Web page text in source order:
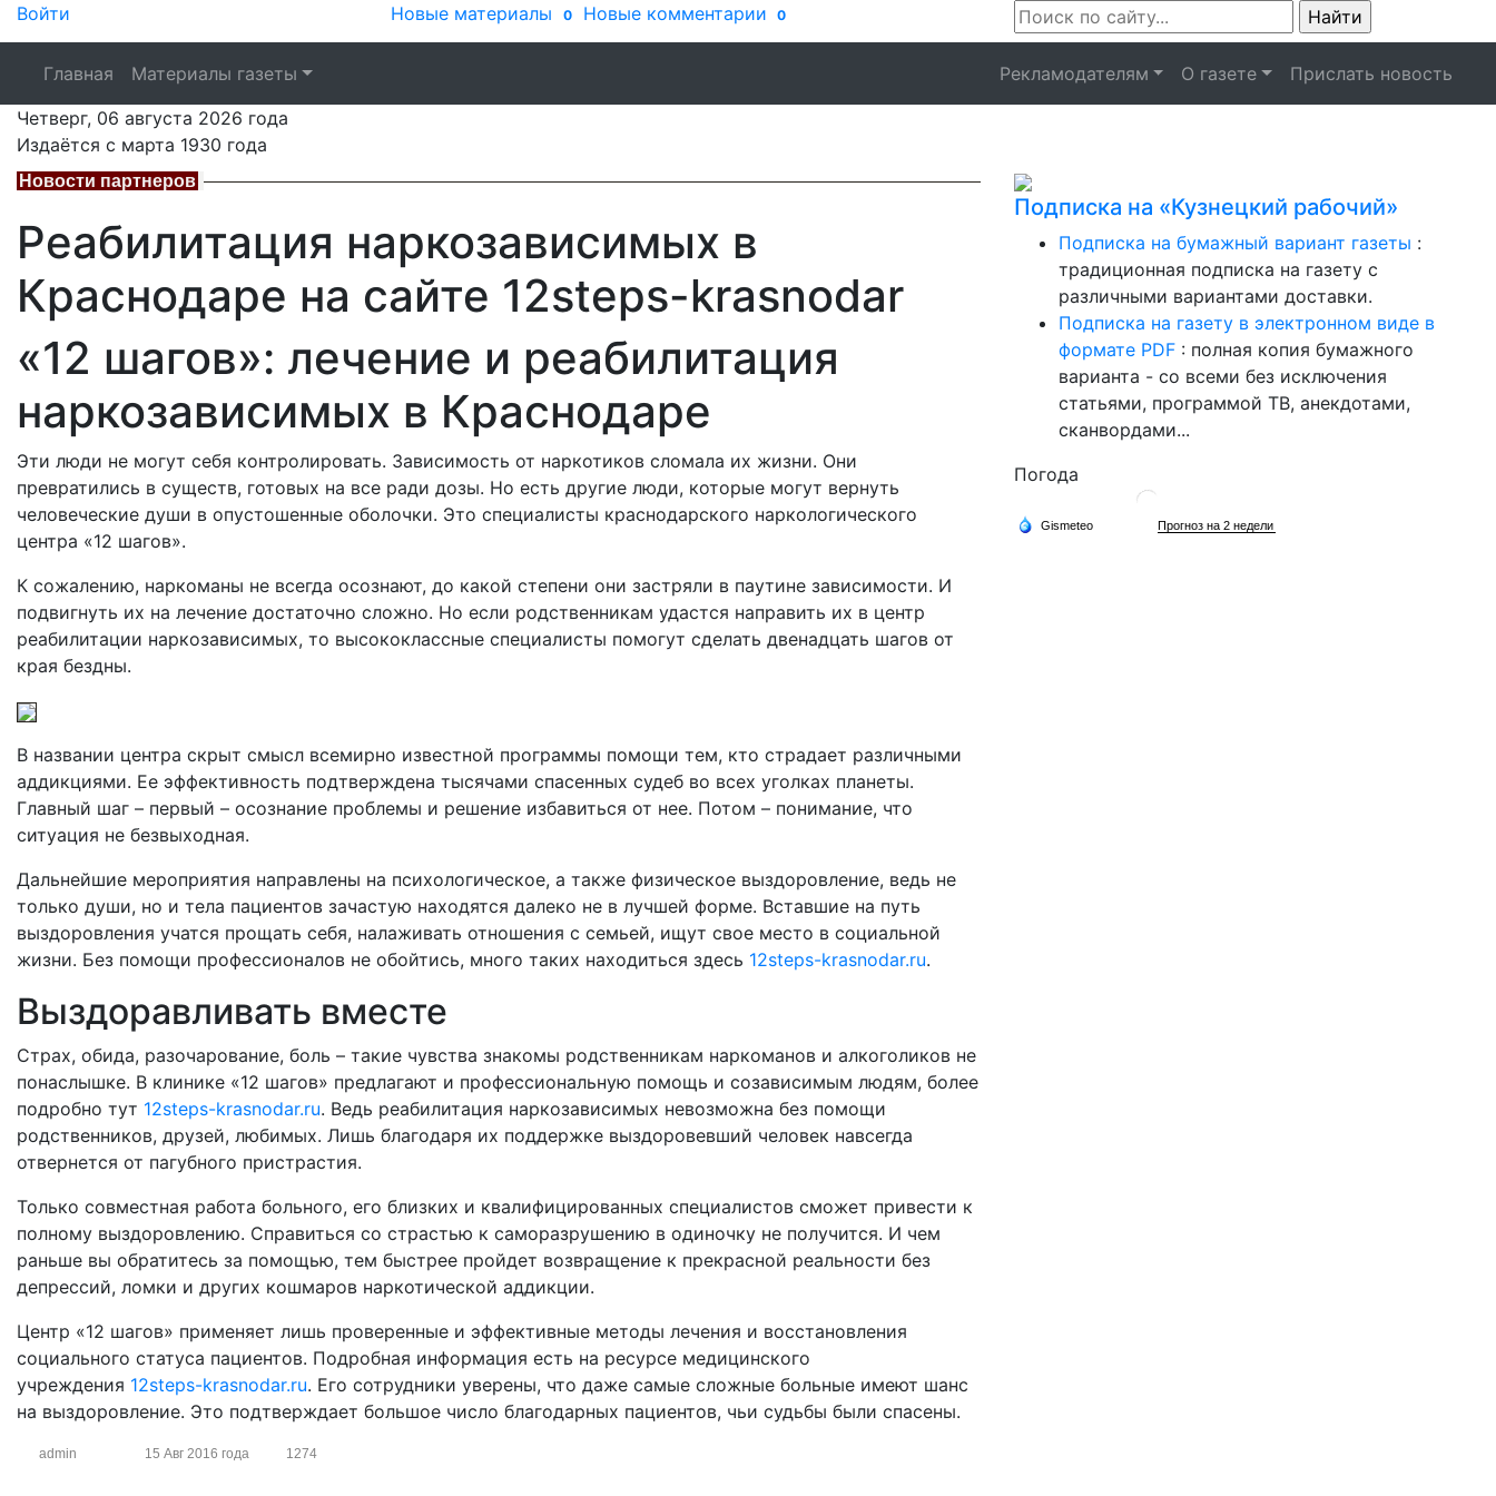
Войти Новые материалы 0 Новые комментарии 0
Главная Материалы газеты Рекламодателям О газете
Прислать новость
Четверг, 06 августа 2026 года
Издаётся с марта 1930 года
Новости партнеров
Реабилитация наркозависимых в
Краснодаре на сайте 12steps-krasnodar
«12 шагов»: лечение и реабилитация
наркозависимых в Краснодаре
Эти люди не могут себя контролировать. Зависимость от наркотиков сломала их жизни. Они
превратились в существ, готовых на все ради дозы. Но есть другие люди, которые могут вернуть
человеческие души в опустошенные оболочки. Это специалисты краснодарского наркологического
центра «12 шагов».
К сожалению, наркоманы не всегда осознают, до какой степени они застряли в паутине зависимости. И
подвигнуть их на лечение достаточно сложно. Но если родственникам удастся направить их в центр
реабилитации наркозависимых, то высококлассные специалисты помогут сделать двенадцать шагов от
края бездны.
В названии центра скрыт смысл всемирно известной программы помощи тем, кто страдает различными
аддикциями. Ее эффективность подтверждена тысячами спасенных судеб во всех уголках планеты.
Главный шаг – первый – осознание проблемы и решение избавиться от нее. Потом – понимание, что
ситуация не безвыходная.
Дальнейшие мероприятия направлены на психологическое, а также физическое выздоровление, ведь не
только души, но и тела пациентов зачастую находятся далеко не в лучшей форме. Вставшие на путь
выздоровления учатся прощать себя, налаживать отношения с семьей, ищут свое место в социальной
жизни. Без помощи профессионалов не обойтись, много таких находиться здесь 12steps-krasnodar.ru.
Выздоравливать вместе
Страх, обида, разочарование, боль – такие чувства знакомы родственникам наркоманов и алкоголиков не
понаслышке. В клинике «12 шагов» предлагают и профессиональную помощь и созависимым людям, более
подробно тут 12steps-krasnodar.ru. Ведь реабилитация наркозависимых невозможна без помощи
родственников, друзей, любимых. Лишь благодаря их поддержке выздоровевший человек навсегда
отвернется от пагубного пристрастия.
Только совместная работа больного, его близких и квалифицированных специалистов сможет привести к
полному выздоровлению. Справиться со страстью к саморазрушению в одиночку не получится. И чем
раньше вы обратитесь за помощью, тем быстрее пройдет возвращение к прекрасной реальности без
депрессий, ломки и других кошмаров наркотической аддикции.
Центр «12 шагов» применяет лишь проверенные и эффективные методы лечения и восстановления
социального статуса пациентов. Подробная информация есть на ресурсе медицинского
учреждения 12steps-krasnodar.ru. Его сотрудники уверены, что даже самые сложные больные имеют шанс
на выздоровление. Это подтверждает большое число благодарных пациентов, чьи судьбы были спасены.
admin 15 Авг 2016 года 1274
Подписка на «Кузнецкий рабочий»
Подписка на бумажный вариант газеты :
традиционная подписка на газету с
различными вариантами доставки.
Подписка на газету в электронном виде в
формате PDF : полная копия бумажного
варианта - со всеми без исключения
статьями, программой ТВ, анекдотами,
сканвордами...
Погода